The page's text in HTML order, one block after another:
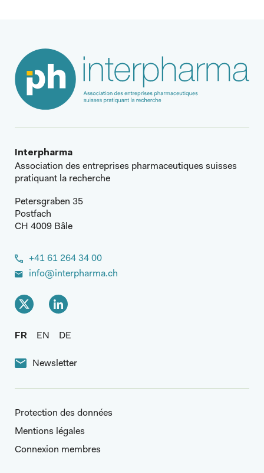
Interpharma
Association des entreprises pharmaceutiques suisses
pratiquant la recherche
Petersgraben 35
Postfach
CH 4009 Bâle
+41 61 264 34 00
info@interpharma.ch
FR EN DE
Newsletter
Protection des données
Mentions légales
Connexion membres